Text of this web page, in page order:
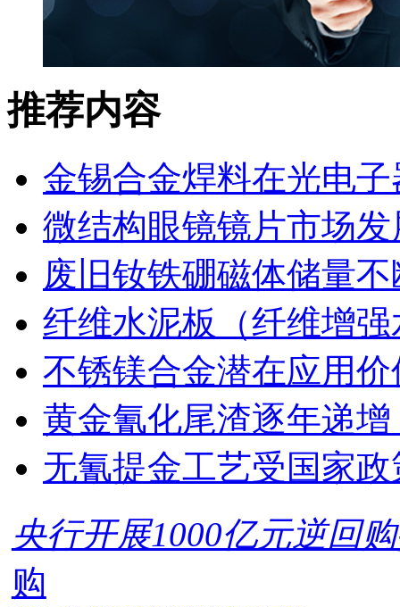
推荐内容
金锡合金焊料在光电
微结构眼镜镜片市场
废旧钕铁硼磁体储量
纤维水泥板（纤维增
不锈镁合金潜在应用
黄金氰化尾渣逐年递
无氰提金工艺受国家
央行开展1000亿元逆回
购